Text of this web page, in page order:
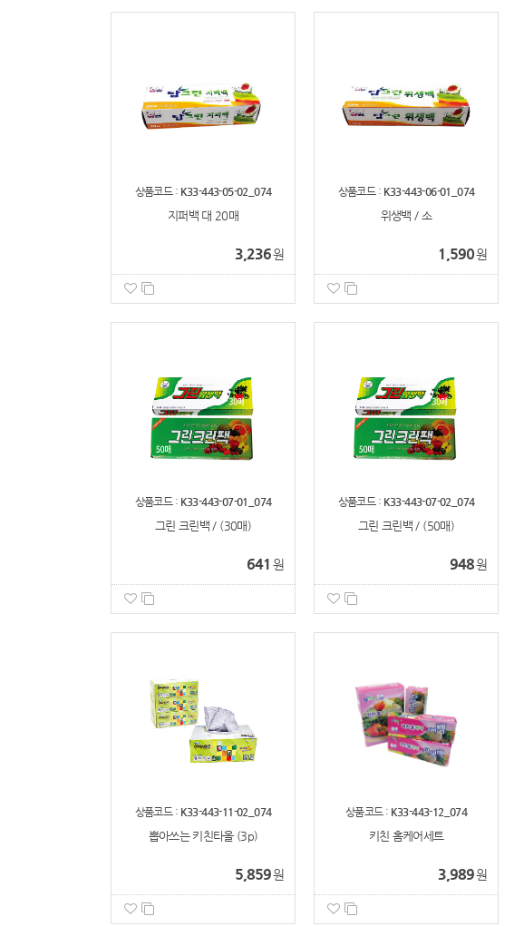
상품코드 : K33-443-05-02_074
지퍼백 대 20매
3,236원
상품코드 : K33-443-06-01_074
위생백 / 소
1,590원
상품코드 : K33-443-07-01_074
그린 크린백 / (30매)
641 원
상품코드 : K33-443-07-02_074
그린 크린백 / (50매)
948원
상품코드 : K33-443-11-02_074
뽑아쓰는 키친타올 (3p)
5,859원
상품코드 : K33-443-12_074
키친 홈케어세트
3,989원